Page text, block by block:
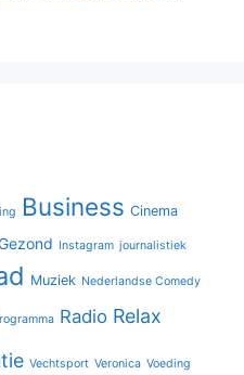
Business Cinema
Instagram journalistiek
Muziek Nederlandse Comedy
Radio Relax
Vechtsport Veronica Voeding